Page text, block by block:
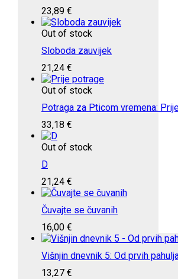
23,89 €
Out of stock
Sloboda zauvijek
21,24 €
Out of stock
Potraga za Pticom vremena:
33,18 €
Out of stock
D
21,24 €
Čuvajte se čuvanih
16,00 €
Višnjin dnevnik 5: Od prvih
13,27 €